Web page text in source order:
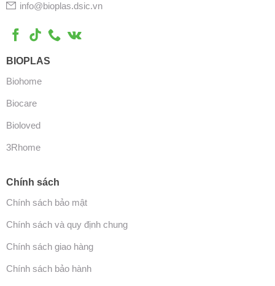
info@bioplas.dsic.vn
BIOPLAS
Biohome
Biocare
Bioloved
3Rhome
Chính sách
Chính sách bảo mật
Chính sách và quy định chung
Chính sách giao hàng
Chính sách bảo hành